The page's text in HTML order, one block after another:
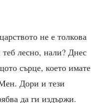
не е толкова
лесно, нали? Днес
сърце, което имате
Дори и тези
да ги издържи.